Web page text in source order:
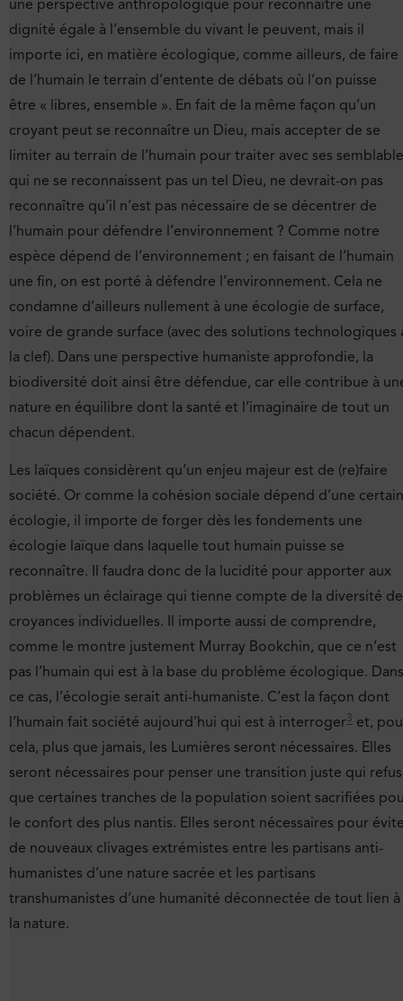
une perspective anthropologique pour reconnaître une
dignité égale à l’ensemble du vivant le peuvent, mais il
importe ici, en matière écologique, comme ailleurs, de faire
de l’humain le terrain d’entente de débats où l’on puisse
être « libres, ensemble ». En fait de la même façon qu’un
croyant peut se reconnaître un Dieu, mais accepter de se
limiter au terrain de l’humain pour traiter avec ses
qui ne se reconnaissent pas un tel Dieu, ne devrait-on pas
reconnaître qu’il n’est pas nécessaire de se décentrer de
l’humain pour défendre l’environnement ? Comme notre
espèce dépend de l’environnement ; en faisant de l’humain
une fin, on est porté à défendre l’environnement. Cela ne
condamne d’ailleurs nullement à une écologie de surface,
voire de grande surface (avec des solutions technologiques
la clef). Dans une perspective humaniste approfondie, la
biodiversité doit ainsi être défendue, car elle contribue à
nature en équilibre dont la santé et l’imaginaire de tout un
chacun dépendent.
Les laïques considèrent qu’un enjeu majeur est de (re)faire
société. Or comme la cohésion sociale dépend d’une
écologie, il importe de forger dès les fondements une
écologie laïque dans laquelle tout humain puisse se
reconnaître. Il faudra donc de la lucidité pour apporter aux
problèmes un éclairage qui tienne compte de la diversité
croyances individuelles. Il importe aussi de comprendre,
comme le montre justement Murray Bookchin, que ce n’est
pas l’humain qui est à la base du problème écologique. Dans
ce cas, l’écologie serait anti-humaniste. C’est la façon dont
l’humain fait société aujourd’hui qui est à interroger3 et,
cela, plus que jamais, les Lumières seront nécessaires. Elles
seront nécessaires pour penser une transition juste qui
que certaines tranches de la population soient sacrifiées
le confort des plus nantis. Elles seront nécessaires pour
de nouveaux clivages extrémistes entre les partisans anti-
humanistes d’une nature sacrée et les partisans
transhumanistes d’une humanité déconnectée de tout lien à
la nature.